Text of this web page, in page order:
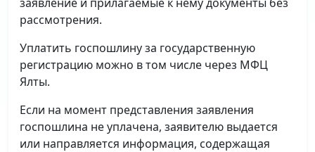
рассмотрения.
Уплатить госпошлину за государственную
регистрацию можно в том числе через МФЦ
Ялты.
Если на момент представления заявления
госпошлина не уплачена, заявителю выдается
или направляется информация, содержащая